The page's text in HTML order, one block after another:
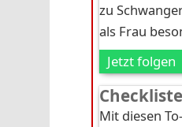
zu
als Frau
Jetzt folgen
Mit diesen